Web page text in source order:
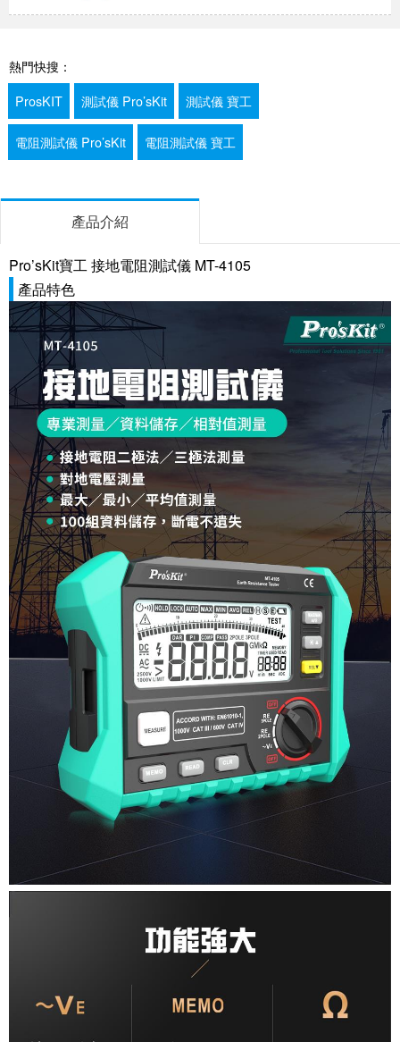
熱門快搜：
ProsKIT
測試儀 Pro’sKit 測試儀 寶工
電阻測試儀 Pro’sKit 電阻測試儀 寶工
產品介紹
Pro’sKit寶工 接地電阻測試儀 MT-4105
產品特色